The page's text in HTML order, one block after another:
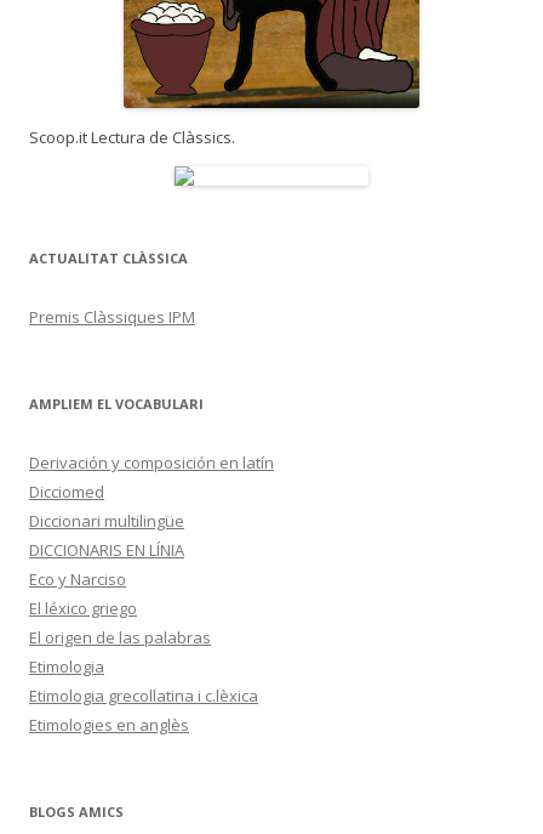
Scoop.it Lectura de Clàssics.
ACTUALITAT CLÀSSICA
Premis Clàssiques IPM
AMPLIEM EL VOCABULARI
Derivación y composición en latín
Dicciomed
Diccionari multilingüe
DICCIONARIS EN LÍNIA
Eco y Narciso
El léxico griego
El origen de las palabras
Etimologia
Etimologia grecollatina i c.lèxica
Etimologies en anglès
BLOGS AMICS